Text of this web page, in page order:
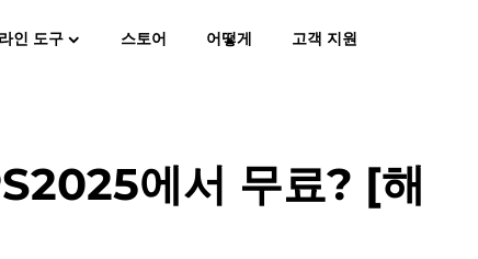
변환기
인 도구 스토어 어떻게 고객 지원
사용자 가이드 자주 묻는 질문
에서 무료? [해